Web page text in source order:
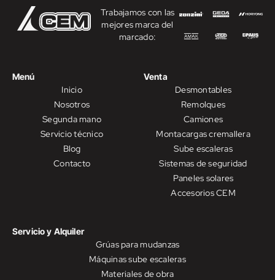
Trabajamos con las
mejores marca del
marcado:
Menú
Inicio
Nosotros
Segunda mano
Servicio técnico
Blog
Contacto
Venta
Desmontables
Remolques
Camiones
Montacargas cremallera
Sube escaleras
Sistemas de seguridad
Paneles solares
Accesorios CEM
Servicio y Alquiler
Grúas para mudanzas
Máquinas sube escaleras
Materiales de obra